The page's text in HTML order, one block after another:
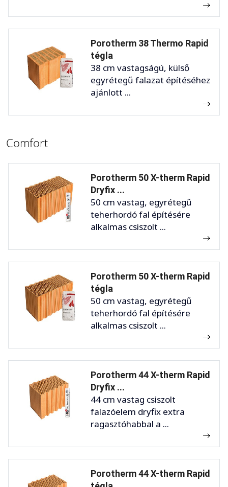
Porotherm 38 Thermo Rapid
tégla
38 cm vastagságú, külső
egyrétegű falazat építéséhez
ajánlott ...
Comfort
Porotherm 50 X-therm Rapid
Dryfix ...
50 cm vastag, egyrétegű
teherhordó fal építésére
alkalmas csiszolt ...
Porotherm 50 X-therm Rapid
tégla
50 cm vastag, egyrétegű
teherhordó fal építésére
alkalmas csiszolt ...
Porotherm 44 X-therm Rapid
Dryfix ...
44 cm vastag csiszolt
falazóelem dryfix extra
ragasztóhabbal a ...
Porotherm 44 X-therm Rapid